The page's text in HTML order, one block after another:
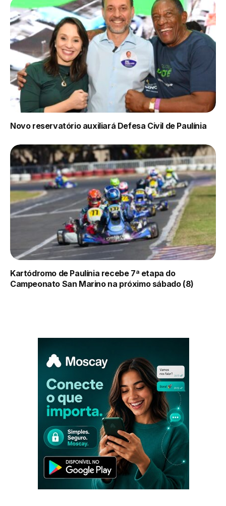
Novo reservatório auxiliará Defesa Civil de Paulínia
Kartódromo de Paulínia recebe 7ª etapa do
Campeonato San Marino na próximo sábado (8)